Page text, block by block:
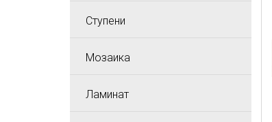
Ступени
Мозаика
Ламинат